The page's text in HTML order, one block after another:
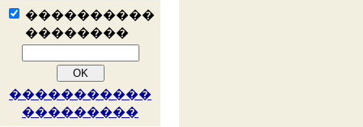
����������
��������
�����������
���������